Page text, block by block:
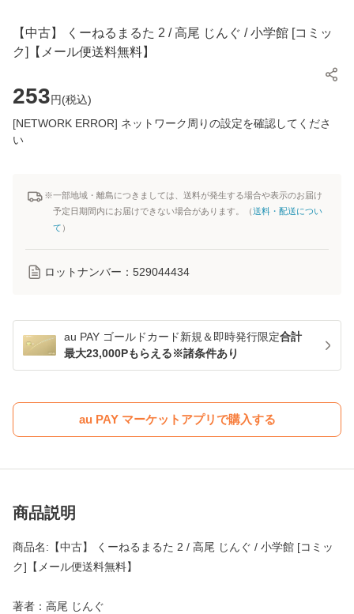
【中古】 くーねるまるた 2 / 高尾 じんぐ / 小学館 [コミッ
ク]【メール便送料無料】
253円(税込)
[NETWORK ERROR] ネットワーク周りの設定を確認してくださ
い
※一部地域・離島につきましては、送料が発生する場合や表示のお届け
予定日期間内にお届けできない場合があります。（送料・配送につい
て ）
ロットナンバー： 529044434
au PAY ゴールドカード新規＆即時発行限定合計
最大23,000Pもらえる※諸条件あり
au PAY マーケットアプリで購入する
商品説明
商品名:【中古】 くーねるまるた 2 / 高尾 じんぐ / 小学館 [コミッ
ク]【メール便送料無料】
著者：高尾 じんぐ